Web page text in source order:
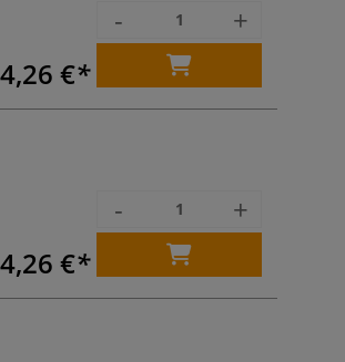
4,26 €
- +
4,26 €
- +